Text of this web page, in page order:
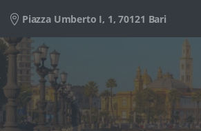
Piazza Umberto I, 1, 70121 Bari